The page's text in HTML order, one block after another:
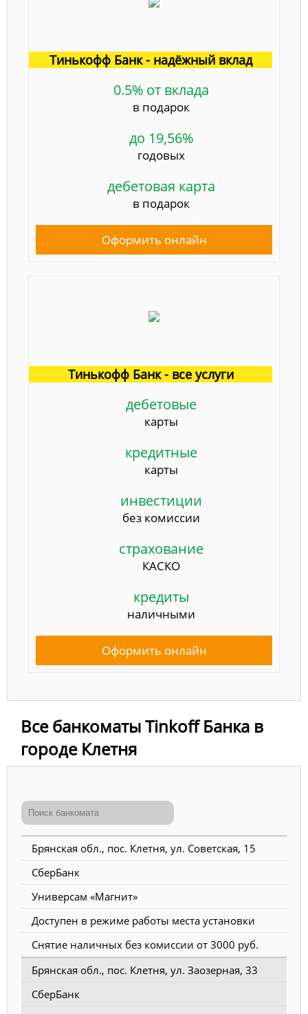
Тинькофф Банк - надёжный вклад
0.5% от вклада
в подарок
до 19,56%
годовых
дебетовая карта
в подарок
Оформить онлайн
Тинькофф Банк - все услуги
дебетовые
карты
кредитные
карты
инвестиции
без комиссии
страхование
КАСКО
кредиты
наличными
Оформить онлайн
Все банкоматы Tinkoff Банка в
городе Клетня
Брянская обл., пос. Клетня, ул. Советская, 15
СберБанк
Универсам «Магнит»
Доступен в режиме работы места установки
Снятие наличных без комиссии от 3000 руб.
Брянская обл., пос. Клетня, ул. Заозерная, 33
СберБанк